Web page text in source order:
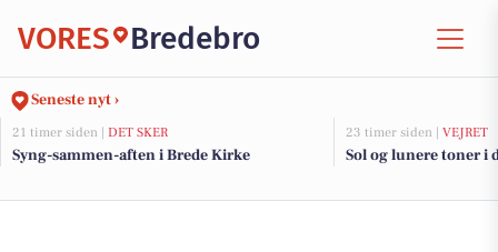
VORES Bredebro
Seneste nyt ›
21 timer siden | DET SKER
Syng-sammen-aften i Brede Kirke
23 timer siden | VEJRET
Sol og lunere toner i